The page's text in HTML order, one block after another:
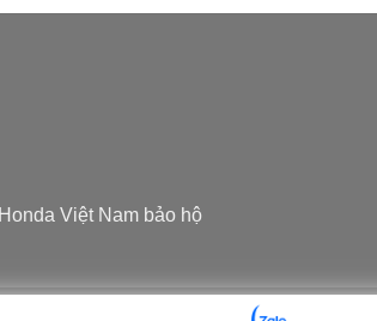
Việt Nam bảo hộ
© Honda Ôtô Nam Định - Lộc Vượng